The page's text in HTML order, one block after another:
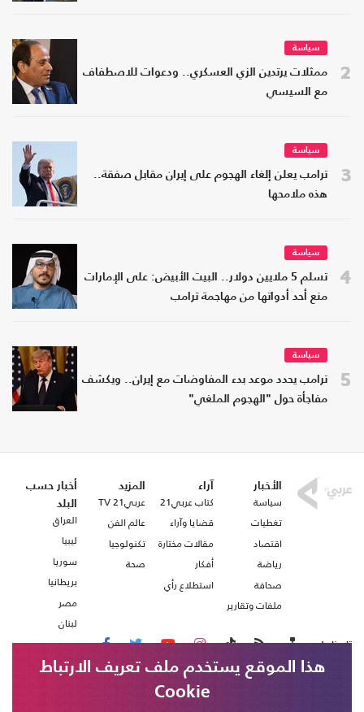
2
سياسة
ممثلات يرتدين الزي العسكري.. ودعوات للاصطفاف
مع السيسي
3
سياسة
ترامب يعلن إلغاء الهجوم على إيران مقابل صفقة..
هذه ملامحها
4
سياسة
تسلم 5 ملايين دولار.. البيت الأبيض: على الإمارات
منع أحد أدواتها من مهاجمة ترامب
5
سياسة
ترامب يحدد موعد بدء المفاوضات مع إيران.. ويكشف
مفاجأة حول "الهجوم الملغي"
الأخبار
سياسة
تغطيات
اقتصاد
رياضة
صحافة
ملفات وتقارير
آراء
كتاب عربي21
قضايا وآراء
مقالات مختارة
أفكار
استطلاع رأي
المزيد
عربي21 TV
عالم الفن
تكنولوجيا
صحة
أخبار حسب
البلد
العراق
ليبيا
سوريا
بريطانيا
مصر
لبنان
تابعنا على
هذا الموقع يستخدم ملف تعريف الارتباط
Cookie